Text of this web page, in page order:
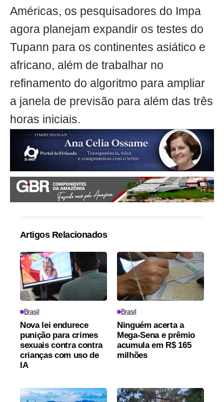
Américas, os pesquisadores do Impa
agora planejam expandir os testes do
Tupann para os continentes asiático e
africano, além de trabalhar no
refinamento do algoritmo para ampliar
a janela de previsão para além das três
horas iniciais.
Artigos Relacionados
Brasil
Nova lei endurece
punição para crimes
sexuais contra contra
crianças com uso de
IA
Brasil
Ninguém acerta a
Mega-Sena e prêmio
acumula em R$ 165
milhões